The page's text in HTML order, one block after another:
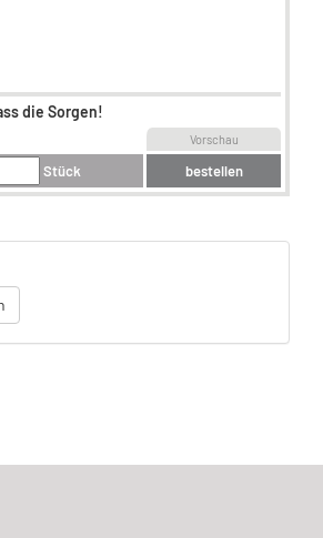
die Sorgen!
Vorschau
Stück bestellen